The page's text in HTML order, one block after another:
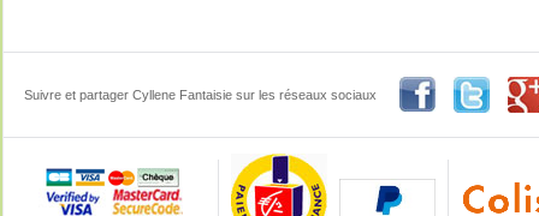
Suivre et partager Cyllene Fantaisie sur les réseaux sociaux